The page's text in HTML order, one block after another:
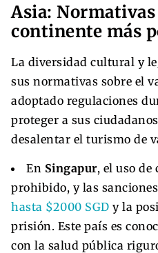
Asia:
continente más
La diversidad cultural y
sus normativas sobre el
adoptado regulaciones
proteger a sus
desalentar el turismo de
En Singapur, el uso de
prohibido, y las
hasta $2000 SGD y la
prisión. Este país es
con la salud pública